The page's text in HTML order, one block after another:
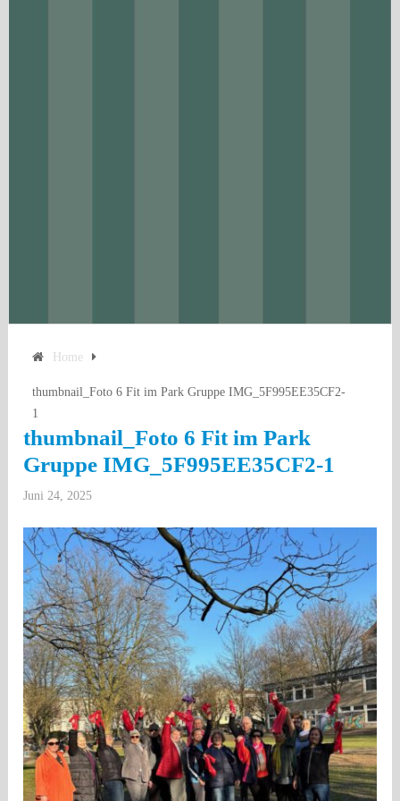
Home
thumbnail_Foto 6 Fit im Park Gruppe IMG_5F995EE35CF2-
1
thumbnail_Foto 6 Fit im Park
Gruppe IMG_5F995EE35CF2-1
Juni 24, 2025